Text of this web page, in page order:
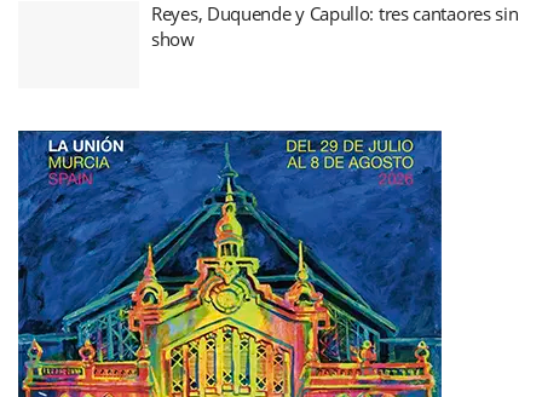
Reyes, Duquende y Capullo: tres cantaores sin
show